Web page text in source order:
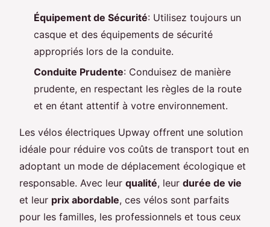
Équipement de Sécurité: Utilisez toujours un
casque et des équipements de sécurité
appropriés lors de la conduite.
Conduite Prudente: Conduisez de manière
prudente, en respectant les règles de la route
et en étant attentif à votre environnement.
Les vélos électriques Upway offrent une solution
idéale pour réduire vos coûts de transport tout en
adoptant un mode de déplacement écologique et
responsable. Avec leur qualité, leur durée de vie
et leur prix abordable, ces vélos sont parfaits
pour les familles, les professionnels et tous ceux